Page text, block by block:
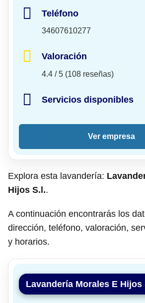
Teléfono
34607610277
Valoración
4.4 / 5 (108 reseñas)
Servicios disponibles
Ver empresa
Explora esta lavandería:
Hijos S.l..
A continuación encontrarás los
dirección, teléfono, valoración,
y horarios.
Lavandería Morales E Hijos